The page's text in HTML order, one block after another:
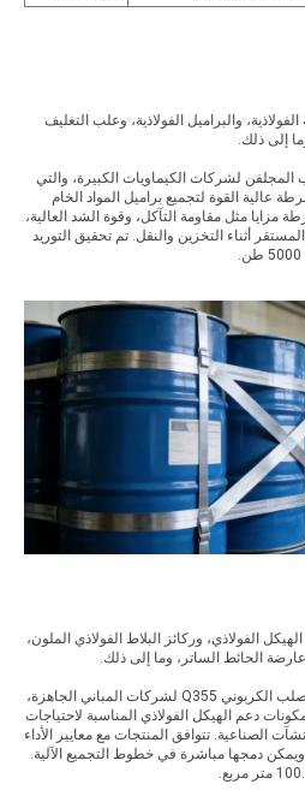
والبراميل الفولاذية، وعلب التغليف
إلى ذلك.
المجلفن لشركات الكيماويات الكبيرة، والتي
عالية القوة لتجميع براميل المواد الخام
مزايا مثل مقاومة التآكل، وقوة الشد العالية،
أثناء التخزين والنقل. تم تحقيق التوريد
الفولاذي، وركائز البلاط الفولاذي الملون،
الحائط الساتر، وما إلى ذلك.
دراسة الحالة: توفير ملفات شريط الصلب الكربوني Q355 لشركات المباني الجاهزة،
دعم الهيكل الفولاذي المناسبة لاحتياجات
الصناعية. تتوافق المنتجات مع معايير الأداء
ويمكن دمجها مباشرة في خطوط التجميع الآلية.